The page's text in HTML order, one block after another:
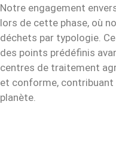
Notre engagement
lors de cette phase, où
déchets par typologie.
des points prédéfinis
centres de traitement
et conforme,
planète.